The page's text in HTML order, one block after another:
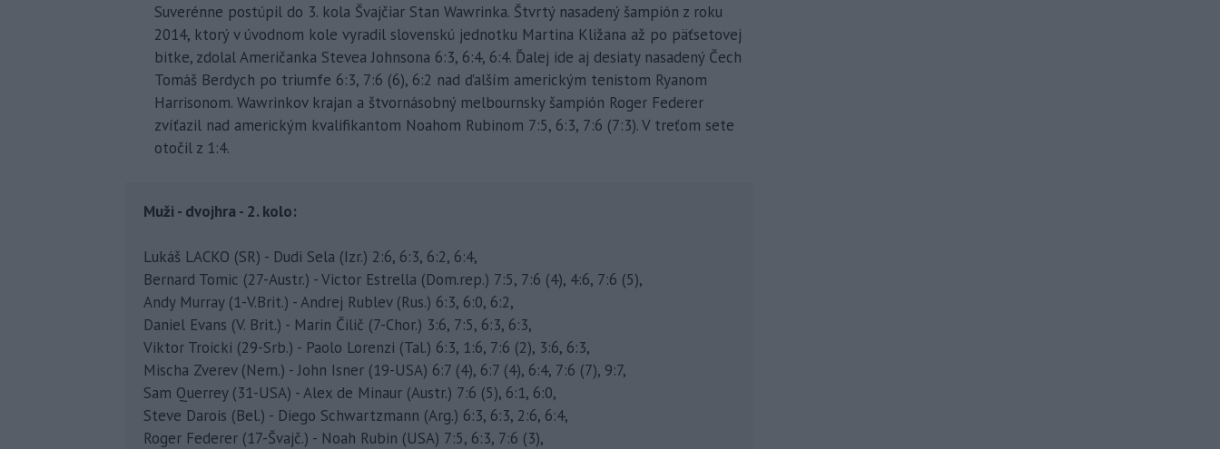
Suverénne postúpil do 3. kola Švajčiar Stan Wawrinka. Štvrtý nasadený šampión z roku
2014, ktorý v úvodnom kole vyradil slovenskú jednotku Martina Kližana až po päťsetovej
bitke, zdolal Američanka Stevea Johnsona 6:3, 6:4, 6:4. Ďalej ide aj desiaty nasadený Čech
Tomáš Berdych po triumfe 6:3, 7:6 (6), 6:2 nad ďalším americkým tenistom Ryanom
Harrisonom. Wawrinkov krajan a štvornásobný melbournsky šampión Roger Federer
zvíťazil nad americkým kvalifikantom Noahom Rubinom 7:5, 6:3, 7:6 (7:3). V treťom sete
otočil z 1:4.
Muži - dvojhra - 2. kolo:
Lukáš LACKO (SR) - Dudi Sela (Izr.) 2:6, 6:3, 6:2, 6:4,
Bernard Tomic (27-Austr.) - Victor Estrella (Dom.rep.) 7:5, 7:6 (4), 4:6, 7:6 (5),
Andy Murray (1-V.Brit.) - Andrej Rublev (Rus.) 6:3, 6:0, 6:2,
Daniel Evans (V. Brit.) - Marin Čilič (7-Chor.) 3:6, 7:5, 6:3, 6:3,
Viktor Troicki (29-Srb.) - Paolo Lorenzi (Tal.) 6:3, 1:6, 7:6 (2), 3:6, 6:3,
Mischa Zverev (Nem.) - John Isner (19-USA) 6:7 (4), 6:7 (4), 6:4, 7:6 (7), 9:7,
Sam Querrey (31-USA) - Alex de Minaur (Austr.) 7:6 (5), 6:1, 6:0,
Steve Darois (Bel.) - Diego Schwartzmann (Arg.) 6:3, 6:3, 2:6, 6:4,
Roger Federer (17-Švajč.) - Noah Rubin (USA) 7:5, 6:3, 7:6 (3),